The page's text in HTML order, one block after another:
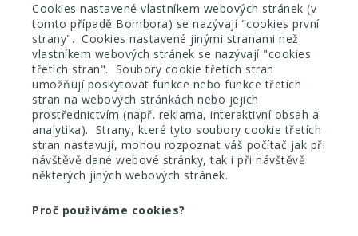
Cookies nastavené vlastníkem webových stránek (v
tomto případě Bombora) se nazývají "cookies první
strany". Cookies nastavené jinými stranami než
vlastníkem webových stránek se nazývají "cookies
třetích stran". Soubory cookie třetích stran
umožňují poskytovat funkce nebo funkce třetích
stran na webových stránkách nebo jejich
prostřednictvím (např. reklama, interaktivní obsah a
analytika). Strany, které tyto soubory cookie třetích
stran nastavují, mohou rozpoznat váš počítač jak při
návštěvě dané webové stránky, tak i při návštěvě
některých jiných webových stránek.
Proč používáme cookies?